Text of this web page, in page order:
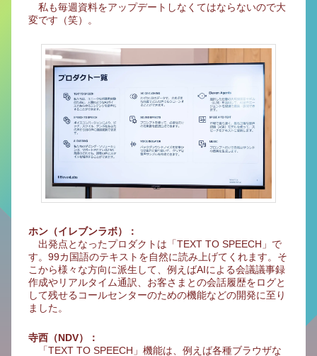
私も毎週資料をアップデートしなくてはならないので大
変です（笑）。
ホン（イレブンラボ）：
出発点となったプロダクトは「TEXT TO SPEECH」で
す。99カ国語のテキストを自然に読み上げてくれます。そ
こから様々な方向に派生して、例えばAIによる会議議事録
作成やリアルタイム通訳、お客さまとの会話履歴をログと
して残せるコールセンターのための機能などの開発に至り
ました。
寺西（NDV）：
「TEXT TO SPEECH」機能は、例えば各種ブラウザな